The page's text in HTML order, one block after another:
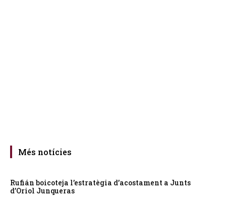
Més notícies
Rufián boicoteja l’estratègia d’acostament a Junts
d’Oriol Junqueras